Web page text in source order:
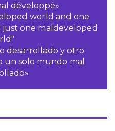
développé»
world and one
one maldeveloped
desarrollado y otro
un solo mundo mal